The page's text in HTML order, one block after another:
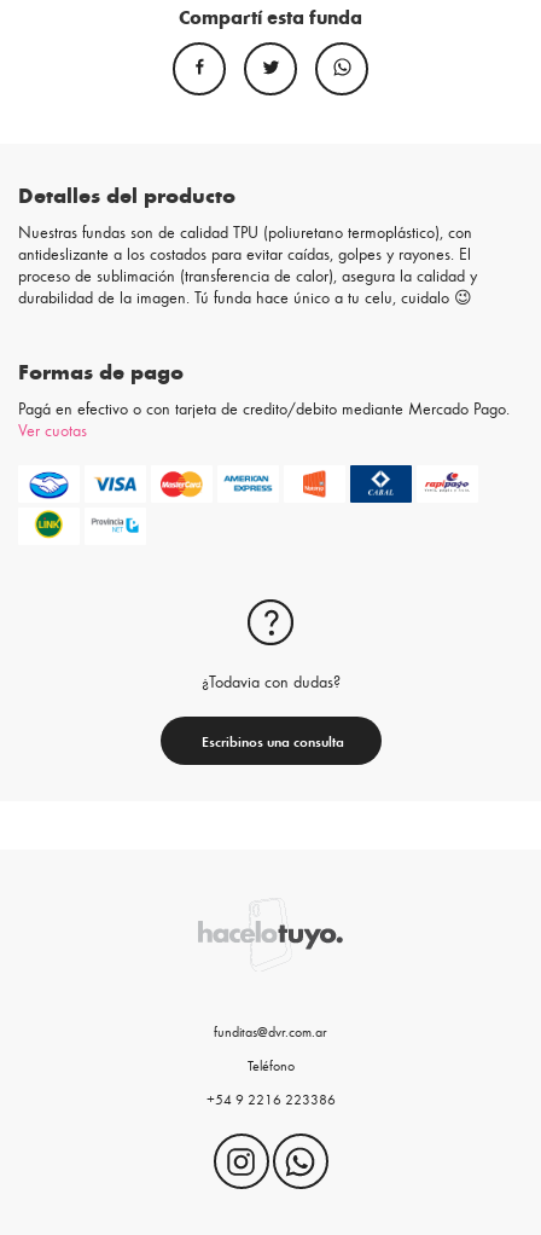
Compartí esta funda
Detalles del producto
Nuestras fundas son de calidad TPU (poliuretano termoplástico), con
antideslizante a los costados para evitar caídas, golpes y rayones. El
proceso de sublimación (transferencia de calor), asegura la calidad y
durabilidad de la imagen. Tú funda hace único a tu celu, cuidalo 😉
Formas de pago
Pagá en efectivo o con tarjeta de credito/debito mediante Mercado Pago.
Ver cuotas
¿Todavia con dudas?
Escribinos una consulta
funditas@dvr.com.ar
Teléfono
+54 9 2216 223386